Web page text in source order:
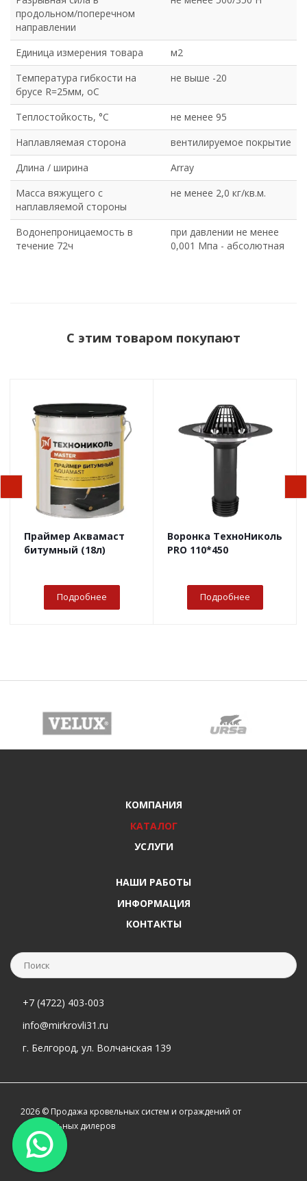
продольном/поперечном
направлении
Единица измерения товара
м2
Температура гибкости на
брусе R=25мм, оС
не выше -20
Теплостойкость, °С
не менее 95
Наплавляемая сторона
вентилируемое покрытие
Длина / ширина
Array
Масса вяжущего с
наплавляемой стороны
не менее 2,0 кг/кв.м.
Водонепроницаемость в
течение 72ч
при давлении не менее
0,001 Мпа - абсолютная
С этим товаром покупают
Праймер Аквамаст
битумный (18л)
Подробнее
Воронка ТехноНиколь
PRO 110*450
Подробнее
КОМПАНИЯ
КАТАЛОГ
УСЛУГИ
НАШИ РАБОТЫ
ИНФОРМАЦИЯ
КОНТАКТЫ
+7 (4722) 403-003
info@mirkrovli31.ru
г. Белгород, ул. Волчанская 139
2026 © Продажа кровельных систем и ограждений от
официальных дилеров